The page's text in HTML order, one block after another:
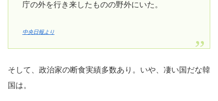
庁の外を行き来したものの野外にいた。
中央日報より
そして、政治家の断食実績多数あり。いや、凄い国だな韓
国は。